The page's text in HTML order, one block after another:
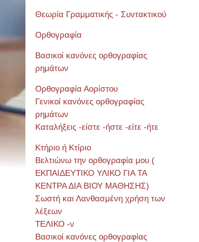
Θεωρία Γραμματικής - Συντακτικού
Ορθογραφία
Βασικοί κανόνες ορθογραφίας
ρημάτων
Ορθογραφία Αορίστου
Γενικοί κανόνες ορθογραφίας
ρημάτων
Καταλήξεις -είστε -ήστε -είτε -ήτε
Κτήριο ή Κτίριο
Βελτιώνω την ορθογραφία μου (
ΕΚΠΑΙΔΕΥΤΙΚΟ ΥΛΙΚΟ ΓΙΑ ΤΑ
ΚΕΝΤΡΑ ΔΙΑ ΒΙΟΥ ΜΑΘΗΣΗΣ)
Σωστή και Λανθασμένη χρήση των
λέξεων
ΤΕΛΙΚΟ -ν
Βασικοί κανόνες ορθογραφίας